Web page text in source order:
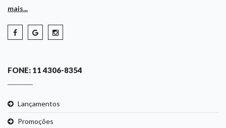
mais...
FONE: 11 4306-8354
Lançamentos
Promoções